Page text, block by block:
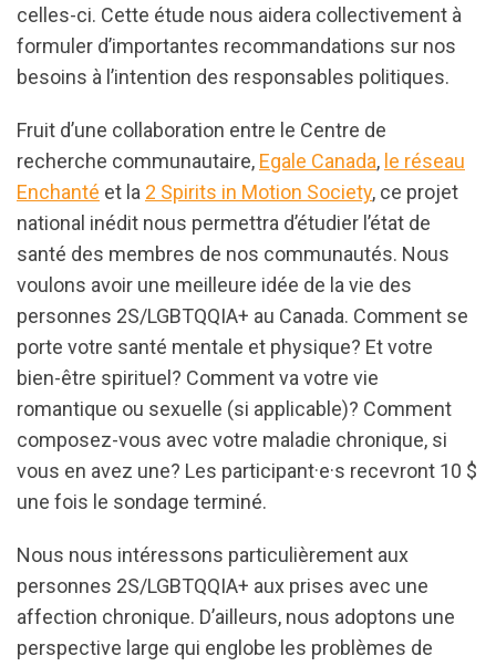
celles-ci. Cette étude nous aidera collectivement à
formuler d’importantes recommandations sur nos
besoins à l’intention des responsables politiques.
Fruit d’une collaboration entre le Centre de
recherche communautaire, Egale Canada, le réseau
Enchanté et la 2 Spirits in Motion Society, ce projet
national inédit nous permettra d’étudier l’état de
santé des membres de nos communautés. Nous
voulons avoir une meilleure idée de la vie des
personnes 2S/LGBTQQIA+ au Canada. Comment se
porte votre santé mentale et physique? Et votre
bien-être spirituel? Comment va votre vie
romantique ou sexuelle (si applicable)? Comment
composez-vous avec votre maladie chronique, si
vous en avez une? Les participant·e·s recevront 10 $
une fois le sondage terminé.
Nous nous intéressons particulièrement aux
personnes 2S/LGBTQQIA+ aux prises avec une
affection chronique. D’ailleurs, nous adoptons une
perspective large qui englobe les problèmes de